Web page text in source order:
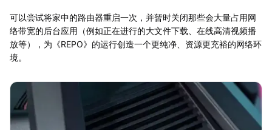
可以尝试将家中的路由器重启一次，并暂时关闭那些会大量占用网
络带宽的后台应用（例如正在进行的大文件下载、在线高清视频播
放等），为《REPO》的运行创造一个更纯净、资源更充裕的网络环
境。